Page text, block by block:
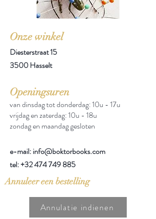
Onze winkel
Diesterstraat 15
3500 Hasselt
Openingsuren
van dinsdag tot donderdag: 10u - 17u
vrijdag en zaterdag: 10u - 18u
zondag en maandag gesloten
e-mail: info@boktorbooks.com
tel:+32 474 749 885
Annuleer een bestelling
Annulatie indienen